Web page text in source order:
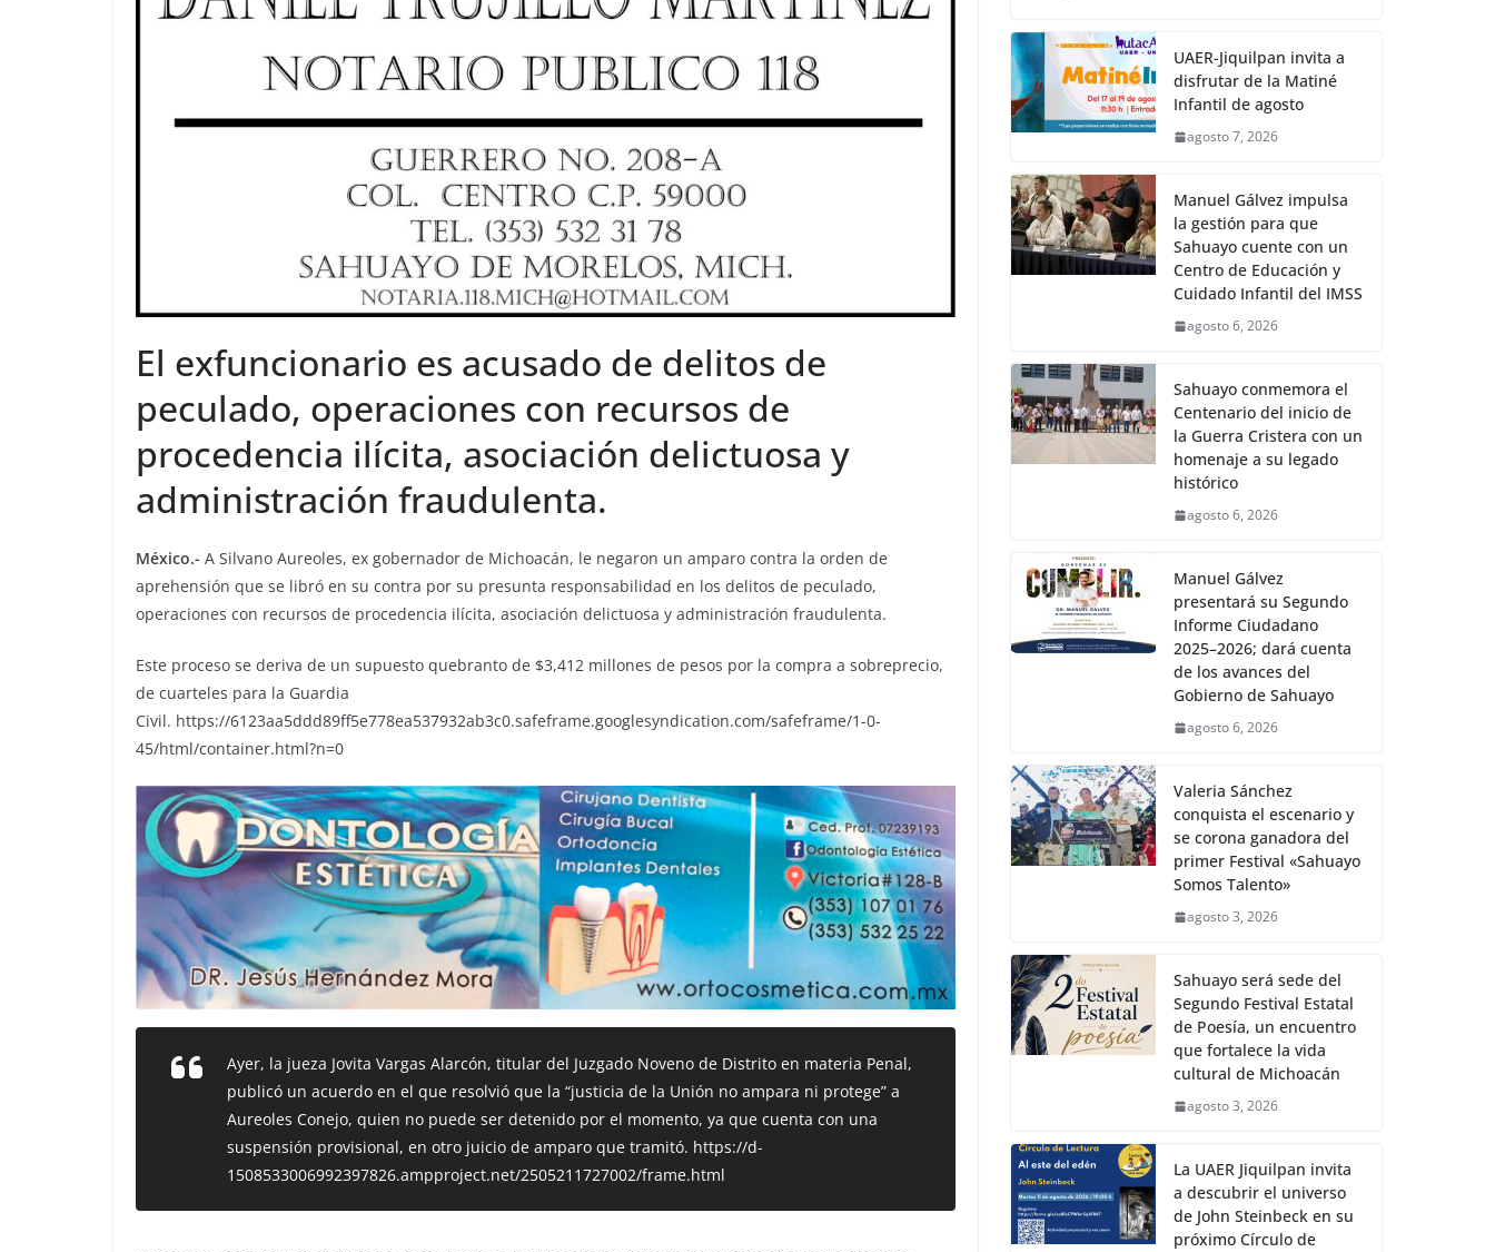
El exfuncionario es acusado de delitos de
peculado, operaciones con recursos de
procedencia ilícita, asociación delictuosa y
administración fraudulenta.
México.- A Silvano Aureoles, ex gobernador de Michoacán, le negaron un amparo contra la orden de
aprehensión que se libró en su contra por su presunta responsabilidad en los delitos de peculado,
operaciones con recursos de procedencia ilícita, asociación delictuosa y administración fraudulenta.
Este proceso se deriva de un supuesto quebranto de $3,412 millones de pesos por la compra a sobreprecio,
de cuarteles para la Guardia
Civil. https://6123aa5ddd89ff5e778ea537932ab3c0.safeframe.googlesyndication.com/safeframe/1-0-
45/html/container.html?n=0
Ayer, la jueza Jovita Vargas Alarcón, titular del Juzgado Noveno de Distrito en materia Penal,
publicó un acuerdo en el que resolvió que la “justicia de la Unión no ampara ni protege” a
Aureoles Conejo, quien no puede ser detenido por el momento, ya que cuenta con una
suspensión provisional, en otro juicio de amparo que tramitó. https://d-
1508533006992397826.ampproject.net/2505211727002/frame.html
UAER-Jiquilpan invita a
disfrutar de la Matiné
Infantil de agosto
agosto 7, 2026
Manuel Gálvez impulsa
la gestión para que
Sahuayo cuente con un
Centro de Educación y
Cuidado Infantil del IMSS
agosto 6, 2026
Sahuayo conmemora el
Centenario del inicio de
la Guerra Cristera con un
homenaje a su legado
histórico
agosto 6, 2026
Manuel Gálvez
presentará su Segundo
Informe Ciudadano
2025–2026; dará cuenta
de los avances del
Gobierno de Sahuayo
agosto 6, 2026
Valeria Sánchez
conquista el escenario y
se corona ganadora del
primer Festival «Sahuayo
Somos Talento»
agosto 3, 2026
Sahuayo será sede del
Segundo Festival Estatal
de Poesía, un encuentro
que fortalece la vida
cultural de Michoacán
agosto 3, 2026
La UAER Jiquilpan invita
a descubrir el universo
de John Steinbeck en su
próximo Círculo de